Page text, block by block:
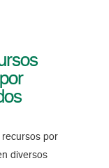
por
diversos